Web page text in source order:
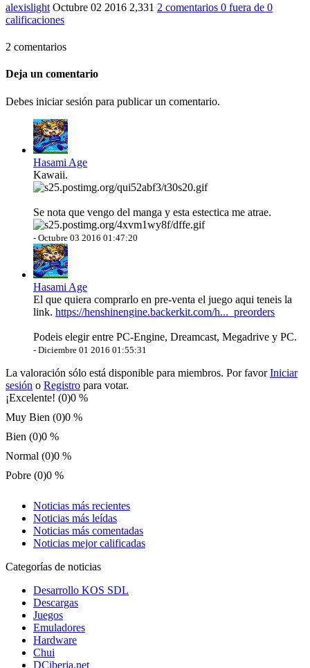
alexislight Octubre 02 2016 2,331 2 comentarios 0 fuera de 0
calificaciones
2 comentarios
Deja un comentario
Debes iniciar sesión para publicar un comentario.
Hasami Age
Kawaii.
Se nota que vengo del manga y esta estectica me atrae.
- Octubre 03 2016 01:47:20
Hasami Age
El que quiera comprarlo en pre-venta el juego aqui teneis la
link. https://henshinengine.backerkit.com/h..._preorders
Podeis elegir entre PC-Engine, Dreamcast, Megadrive y PC.
- Diciembre 01 2016 01:55:31
La valoración sólo está disponible para miembros. Por favorIniciar
sesión o Registro para votar.
¡Excelente! (0)0 %
Muy Bien (0)0 %
Bien (0)0 %
Normal (0)0 %
Pobre (0)0 %
Noticias más recientes
Noticias más leídas
Noticias más comentadas
Noticias mejor calificadas
Categorías de noticias
Desarrollo KOS SDL
Descargas
Juegos
Emuladores
Hardware
Chui
DCiberia.net